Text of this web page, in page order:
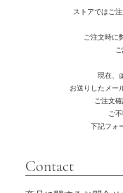
ストアではご
ご注文時に
現在、
お送りしたメー
ご注文
ご
下記フォ
​Contact